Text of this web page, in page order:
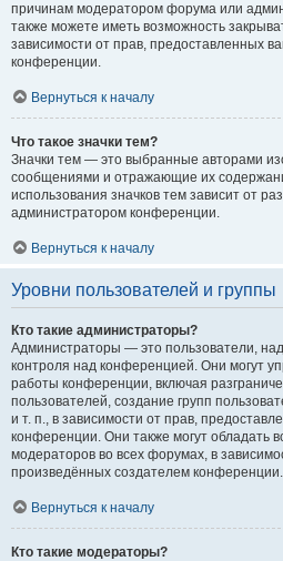
причинам модератором форума или
также можете иметь возможность
зависимости от прав, предоставленных
конференции.
Вернуться к началу
Что такое значки тем?
Значки тем — это выбранные авторами
сообщениями и отражающие их
использования значков тем зависит от
администратором конференции.
Вернуться к началу
Уровни пользователей и группы
Кто такие администраторы?
Администраторы — это пользователи,
контроля над конференцией. Они могут
работы конференции, включая
пользователей, создание групп
и т. п., в зависимости от прав,
конференции. Они также могут обладать
модераторов во всех форумах, в
произведённых создателем конференции.
Вернуться к началу
Кто такие модераторы?